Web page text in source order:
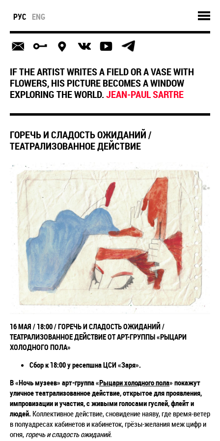
РУС ENG
IF THE ARTIST WRITES A FIELD OR A VASE WITH
FLOWERS, HIS PICTURE BECOMES A WINDOW
EXPLORING THE WORLD.JEAN-PAUL SARTRE
ГОРЕЧЬ И СЛАДОСТЬ ОЖИДАНИЙ /
ТЕАТРАЛИЗОВАННОЕ ДЕЙСТВИЕ
16 МАЯ / 18:00 / ГОРЕЧЬ И СЛАДОСТЬ ОЖИДАНИЙ /
ТЕАТРАЛИЗОВАННОЕ ДЕЙСТВИЕ ОТ АРТ-ГРУППЫ «РЫЦАРИ
ХОЛОДНОГО ПОЛА»
Сбор к 18:00 у ресепшна ЦСИ «Заря».
В «Ночь музеев» арт-группа «Рыцари холодного пола» покажут
уличное театрализованное действие, открытое для проявления,
импровизации и участия, с живыми голосами гуслей, флейт и
людей. Коллективное действие, сновидение наяву, где время-ветер
в полуадресах кабинетов и кабинеток, грёзы-желания меж цифр и
огня, горечь и сладость ожиданий.